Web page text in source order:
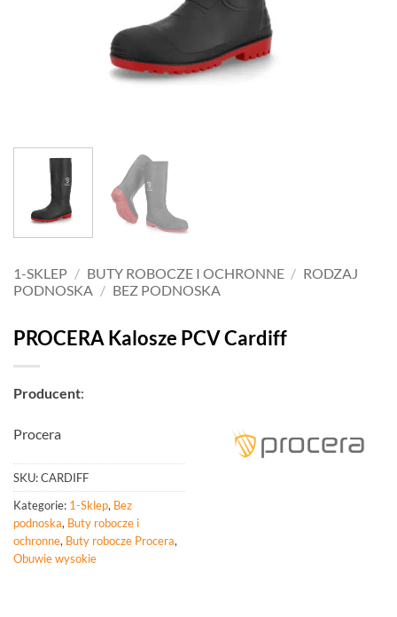
1-SKLEP / BUTY ROBOCZE I OCHRONNE / RODZAJ
PODNOSKA / BEZ PODNOSKA
PROCERA Kalosze PCV Cardiff
Producent:
Procera
SKU:CARDIFF
Kategorie: 1-Sklep, Bez
podnoska, Buty robocze i
ochronne, Buty robocze Procera,
Obuwie wysokie